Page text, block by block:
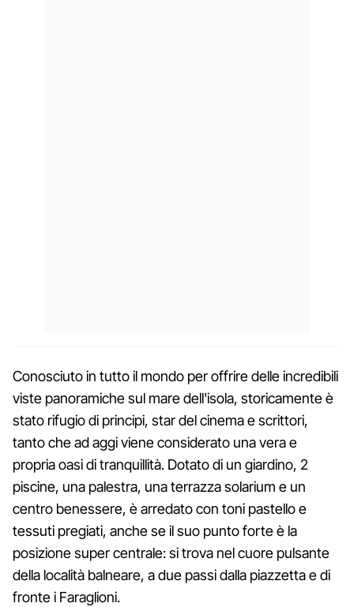
Conosciuto in tutto il mondo per offrire delle incredibili
viste panoramiche sul mare dell'isola, storicamente è
stato rifugio di principi, star del cinema e scrittori,
tanto che ad aggi viene considerato una vera e
propria oasi di tranquillità. Dotato di un giardino, 2
piscine, una palestra, una terrazza solarium e un
centro benessere, è arredato con toni pastello e
tessuti pregiati, anche se il suo punto forte è la
posizione super centrale: si trova nel cuore pulsante
della località balneare, a due passi dalla piazzetta e di
fronte i Faraglioni.